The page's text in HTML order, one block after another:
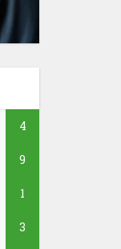
4
9
1
3